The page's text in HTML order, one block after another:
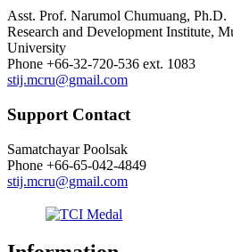
Asst. Prof. Narumol Chumuang, Ph.D.
Research and Development Institute,
University
Phone +66-32-720-536 ext. 1083
stij.mcru@gmail.com
Support Contact
Samatchayar Poolsak
Phone +66-65-042-4849
stij.mcru@gmail.com